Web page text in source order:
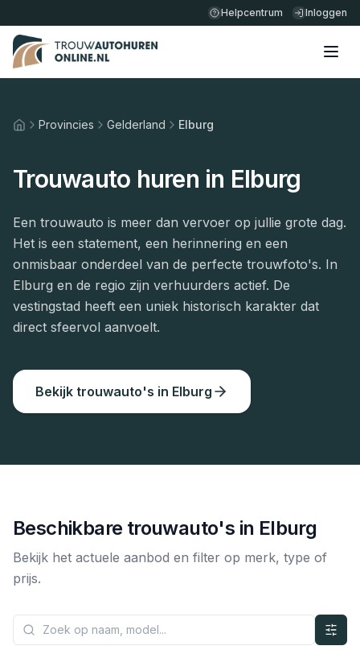
Helpcentrum Inloggen
HomeProvincies Gelderland Elburg
Trouwauto huren in Elburg
Een trouwauto is meer dan vervoer op jullie grote dag.
Het is een statement, een herinnering en een
onmisbaar onderdeel van de perfecte trouwfoto's. In
Elburg en de regio zijn verhuurders actief. De
vestingstad heeft een uniek historisch karakter dat
direct sfeervol aanvoelt.
Bekijk trouwauto's in Elburg
Beschikbare trouwauto's in Elburg
Bekijk het actuele aanbod en filter op merk, type of
prijs.